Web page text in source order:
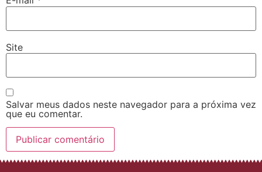
Site
Salvar meus dados neste navegador para a próxima vez
que eu comentar.